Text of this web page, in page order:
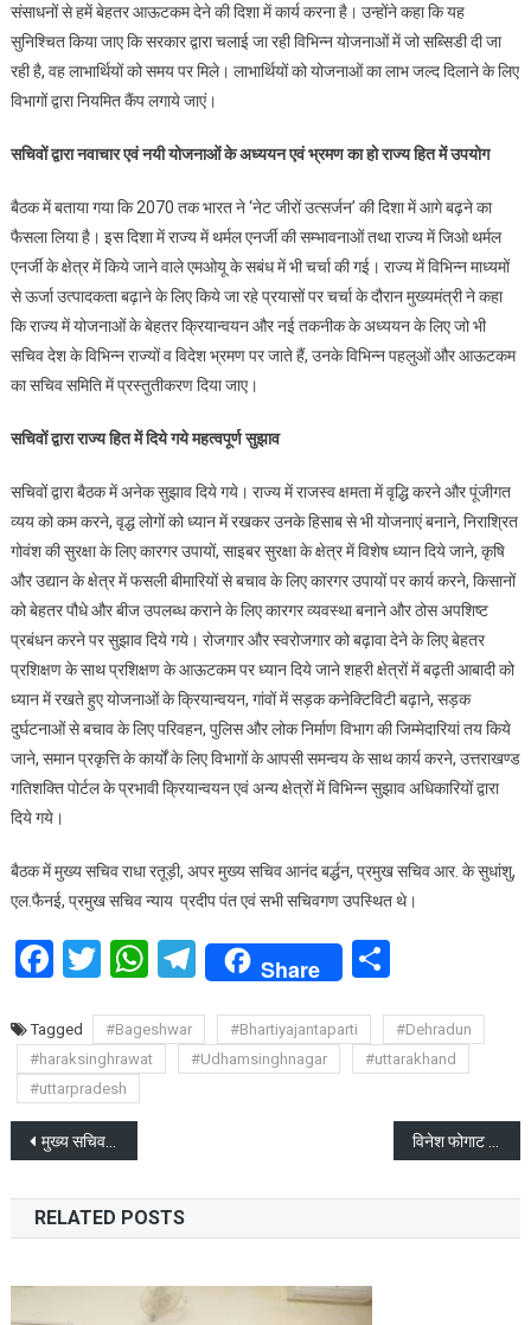
संसाधनों से हमें बेहतर आऊटकम देने की दिशा में कार्य करना है। उन्होंने कहा कि यह
सुनिश्चित किया जाए कि सरकार द्वारा चलाई जा रही विभिन्न योजनाओं में जो सब्सिडी दी जा
रही है, वह लाभार्थियों को समय पर मिले। लाभार्थियों को योजनाओं का लाभ जल्द दिलाने के लिए
विभागों द्वारा नियमित कैंप लगाये जाएं।
सचिवों द्वारा नवाचार एवं नयी योजनाओं के अध्ययन एवं भ्रमण का हो राज्य हित में उपयोग
बैठक में बताया गया कि 2070 तक भारत ने ‘नेट जीरों उत्सर्जन’ की दिशा में आगे बढ़ने का
फैसला लिया है। इस दिशा में राज्य में थर्मल एनर्जी की सम्भावनाओं तथा राज्य में जिओ थर्मल
एनर्जी के क्षेत्र में किये जाने वाले एमओयू के सबंध में भी चर्चा की गई। राज्य में विभिन्न माध्यमों
से ऊर्जा उत्पादकता बढ़ाने के लिए किये जा रहे प्रयासों पर चर्चा के दौरान मुख्यमंत्री ने कहा
कि राज्य में योजनाओं के बेहतर क्रियान्वयन और नई तकनीक के अध्ययन के लिए जो भी
सचिव देश के विभिन्न राज्यों व विदेश भ्रमण पर जाते हैं, उनके विभिन्न पहलुओं और आऊटकम
का सचिव समिति में प्रस्तुतीकरण दिया जाए।
सचिवों द्वारा राज्य हित में दिये गये महत्वपूर्ण सुझाव
सचिवों द्वारा बैठक में अनेक सुझाव दिये गये। राज्य में राजस्व क्षमता में वृद्धि करने और पूंजीगत
व्यय को कम करने, वृद्ध लोगों को ध्यान में रखकर उनके हिसाब से भी योजनाएं बनाने, निराश्रित
गोवंश की सुरक्षा के लिए कारगर उपायों, साइबर सुरक्षा के क्षेत्र में विशेष ध्यान दिये जाने, कृषि
और उद्यान के क्षेत्र में फसली बीमारियों से बचाव के लिए कारगर उपायों पर कार्य करने, किसानों
को बेहतर पौधे और बीज उपलब्ध कराने के लिए कारगर व्यवस्था बनाने और ठोस अपशिष्ट
प्रबंधन करने पर सुझाव दिये गये। रोजगार और स्वरोजगार को बढ़ावा देने के लिए बेहतर
प्रशिक्षण के साथ प्रशिक्षण के आऊटकम पर ध्यान दिये जाने शहरी क्षेत्रों में बढ़ती आबादी को
ध्यान में रखते हुए योजनाओं के क्रियान्वयन, गांवों में सड़क कनेक्टिविटी बढ़ाने, सड़क
दुर्घटनाओं से बचाव के लिए परिवहन, पुलिस और लोक निर्माण विभाग की जिम्मेदारियां तय किये
जाने, समान प्रकृत्ति के कार्यों के लिए विभागों के आपसी समन्वय के साथ कार्य करने, उत्तराखण्ड
गतिशक्ति पोर्टल के प्रभावी क्रियान्वयन एवं अन्य क्षेत्रों में विभिन्न सुझाव अधिकारियों द्वारा
दिये गये।
बैठक में मुख्य सचिव राधा रतूड़ी, अपर मुख्य सचिव आनंद बर्द्धन, प्रमुख सचिव आर. के सुधांशु,
एल.फैनई, प्रमुख सचिव न्याय प्रदीप पंत एवं सभी सचिवगण उपस्थित थे।
Facebook
Twitter
WhatsApp
Telegram
Share Share
Tagged #Bageshwar #Bhartiyajantaparti
#Dehradun
#haraksinghrawat
#Udhamsinghnagar
#uttarakhand
#uttarpradesh
Post
navigation
मुख्य सचिव ने विभागों को केदारनाथ आपदा में हुए नुकसान के आंकलन करने के निर्देश दिए
RELATED POSTS